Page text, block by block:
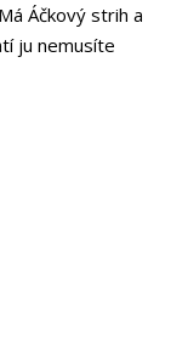
Áčkový strih a
ju nemusíte